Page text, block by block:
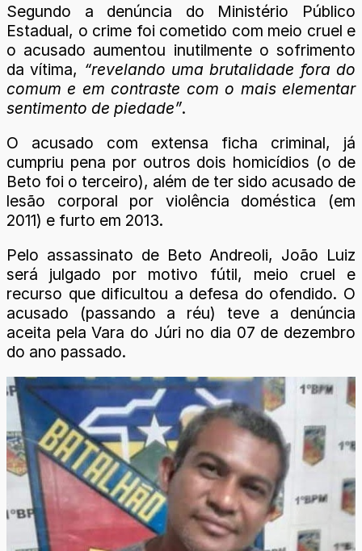
Segundo a denúncia do Ministério Público
Estadual, o crime foi cometido com meio cruel e
o acusado aumentou inutilmente o sofrimento
da vítima, “revelando uma brutalidade fora do
comum e em contraste com o mais elementar
sentimento de piedade”.
O acusado com extensa ficha criminal, já
cumpriu pena por outros dois homicídios (o de
Beto foi o terceiro), além de ter sido acusado de
lesão corporal por violência doméstica (em
2011) e furto em 2013.
Pelo assassinato de Beto Andreoli, João Luiz
será julgado por motivo fútil, meio cruel e
recurso que dificultou a defesa do ofendido. O
acusado (passando a réu) teve a denúncia
aceita pela Vara do Júri no dia 07 de dezembro
do ano passado.